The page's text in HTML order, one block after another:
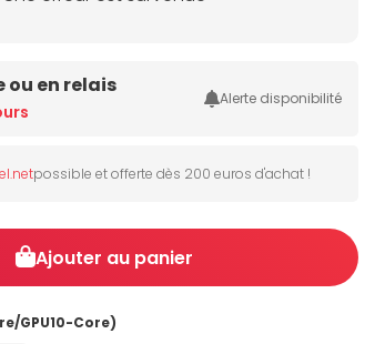
ou en relais
Alerte disponibilité
possible et offerte dès 200 euros d'achat !
Ajouter au panier
GPU10-Core)